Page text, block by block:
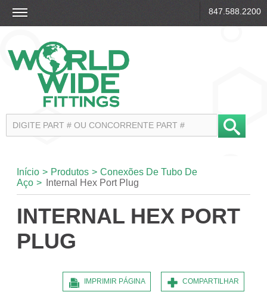
847.588.2200
Início > Produtos > Conexões De Tubo De
Aço > Internal Hex Port Plug
INTERNAL HEX PORT
PLUG
COMPARTILHAR
IMPRIMIR PÁGINA